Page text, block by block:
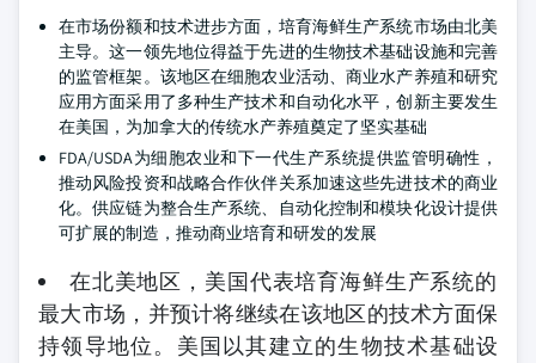
在市场份额和技术进步方面，培育海鲜生产系统市场由北美
主导。这一领先地位得益于先进的生物技术基础设施和完善
的监管框架。该地区在细胞农业活动、商业水产养殖和研究
应用方面采用了多种生产技术和自动化水平，创新主要发生
在美国，为加拿大的传统水产养殖奠定了坚实基础
FDA/USDA为细胞农业和下一代生产系统提供监管明确性，
推动风险投资和战略合作伙伴关系加速这些先进技术的商业
化。供应链为整合生产系统、自动化控制和模块化设计提供
可扩展的制造，推动商业培育和研发的发展
在北美地区，美国代表培育海鲜生产系统的
最大市场，并预计将继续在该地区的技术方面保
持领导地位。美国以其建立的生物技术基础设